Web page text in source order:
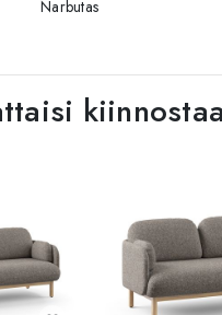
Narbutas